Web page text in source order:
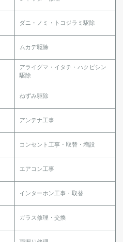
ダニ・ノミ・トコジラミ駆除
ムカデ駆除
アライグマ・イタチ・ハクビシン
駆除
ねずみ駆除
アンテナ工事
コンセント工事・取替・増設
エアコン工事
インターホン工事・取替
ガラス修理・交換